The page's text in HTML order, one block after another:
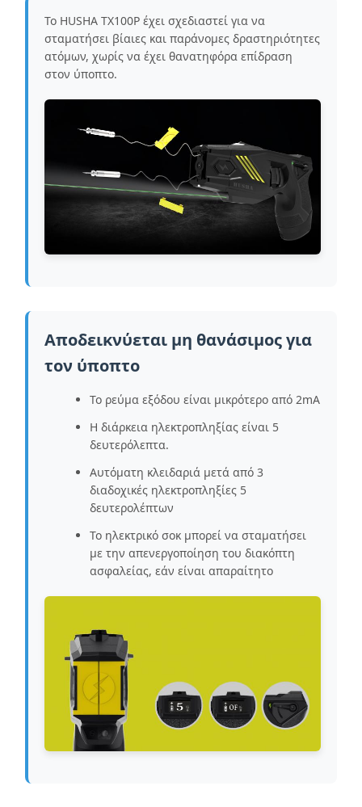
Το HUSHA TX100P έχει σχεδιαστεί για να
σταματήσει βίαιες και παράνομες δραστηριότητες
ατόμων, χωρίς να έχει θανατηφόρα επίδραση
στον ύποπτο.
Αποδεικνύεται μη θανάσιμος για
τον ύποπτο
Το ρεύμα εξόδου είναι μικρότερο από 2mA
Η διάρκεια ηλεκτροπληξίας είναι 5
δευτερόλεπτα.
Αυτόματη κλειδαριά μετά από 3
διαδοχικές ηλεκτροπληξίες 5
δευτερολέπτων
Το ηλεκτρικό σοκ μπορεί να σταματήσει
με την απενεργοποίηση του διακόπτη
ασφαλείας, εάν είναι απαραίτητο